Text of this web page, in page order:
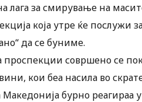
лага за смирување на
која утре ќе послужи
да се буниме.
проспекции совршено се
кои беа насила во
бурно реагираа